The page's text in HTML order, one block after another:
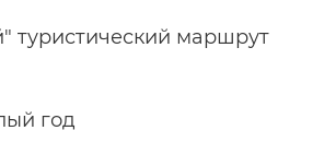
туристический маршрут
год